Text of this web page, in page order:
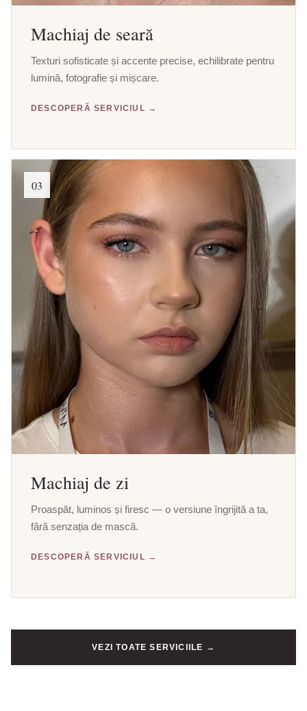
Machiaj de seară
Texturi sofisticate și accente precise, echilibrate pentru
lumină, fotografie și mișcare.
DESCOPERĂ SERVICIUL →
03
Machiaj de zi
Proaspăt, luminos și firesc — o versiune îngrijită a ta,
fără senzația de mască.
DESCOPERĂ SERVICIUL →
VEZI TOATE SERVICIILE →